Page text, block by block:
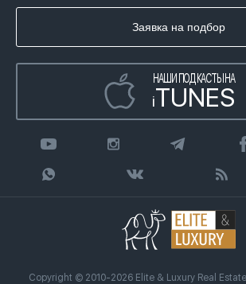
Инфографика
Агентство недвижимостиЗаявка на подбор
НАШИ ПОДКАСТЫ НА
iTUNES
Copyright © 2010-2026 Elite & Luxury Real